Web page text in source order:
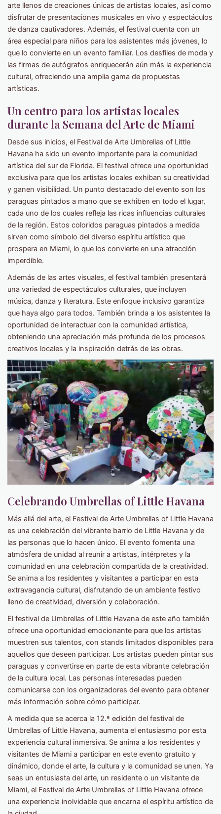
arte llenos de creaciones únicas de artistas locales, así como
disfrutar de presentaciones musicales en vivo y espectáculos
de danza cautivadores. Además, el festival cuenta con un
área especial para niños para los asistentes más jóvenes, lo
que lo convierte en un evento familiar. Los desfiles de moda y
las firmas de autógrafos enriquecerán aún más la experiencia
cultural, ofreciendo una amplia gama de propuestas
artísticas.
Un centro para los artistas locales
durante la Semana del Arte de Miami
Desde sus inicios, el Festival de Arte Umbrellas of Little
Havana ha sido un evento importante para la comunidad
artística del sur de Florida. El festival ofrece una oportunidad
exclusiva para que los artistas locales exhiban su creatividad
y ganen visibilidad. Un punto destacado del evento son los
paraguas pintados a mano que se exhiben en todo el lugar,
cada uno de los cuales refleja las ricas influencias culturales
de la región. Estos coloridos paraguas pintados a medida
sirven como símbolo del diverso espíritu artístico que
prospera en Miami, lo que los convierte en una atracción
imperdible.
Además de las artes visuales, el festival también presentará
una variedad de espectáculos culturales, que incluyen
música, danza y literatura. Este enfoque inclusivo garantiza
que haya algo para todos. También brinda a los asistentes la
oportunidad de interactuar con la comunidad artística,
obteniendo una apreciación más profunda de los procesos
creativos locales y la inspiración detrás de las obras.
Celebrando Umbrellas of Little Havana
Más allá del arte, el Festival de Arte Umbrellas of Little Havana
es una celebración del vibrante barrio de Little Havana y de
las personas que lo hacen único. El evento fomenta una
atmósfera de unidad al reunir a artistas, intérpretes y la
comunidad en una celebración compartida de la creatividad.
Se anima a los residentes y visitantes a participar en esta
extravagancia cultural, disfrutando de un ambiente festivo
lleno de creatividad, diversión y colaboración.
El festival de Umbrellas of Little Havana de este año también
ofrece una oportunidad emocionante para que los artistas
muestren sus talentos, con stands limitados disponibles para
aquellos que deseen participar. Los artistas pueden pintar sus
paraguas y convertirse en parte de esta vibrante celebración
de la cultura local. Las personas interesadas pueden
comunicarse con los organizadores del evento para obtener
más información sobre cómo participar.
A medida que se acerca la 12.ª edición del festival de
Umbrellas of Little Havana, aumenta el entusiasmo por esta
experiencia cultural inmersiva. Se anima a los residentes y
visitantes de Miami a participar en este evento gratuito y
dinámico, donde el arte, la cultura y la comunidad se unen. Ya
seas un entusiasta del arte, un residente o un visitante de
Miami, el Festival de Arte Umbrellas of Little Havana ofrece
una experiencia inolvidable que encarna el espíritu artístico de